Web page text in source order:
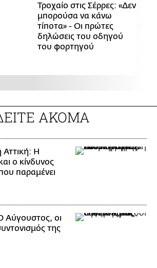
Τροχαίο στις Σέρρες: «Δεν
μπορούσα να κάνω
τίποτα» - Οι πρώτες
δηλώσεις του οδηγού
του φορτηγού
ΑΚΟΜΑ
Αττική: Η
ο κίνδυνος
παραμένει
Αύγουστος, οι
της